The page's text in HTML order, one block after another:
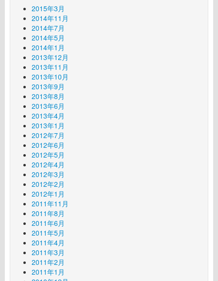
2015年3月
2014年11月
2014年7月
2014年5月
2014年1月
2013年12月
2013年11月
2013年10月
2013年9月
2013年8月
2013年6月
2013年4月
2013年1月
2012年7月
2012年6月
2012年5月
2012年4月
2012年3月
2012年2月
2012年1月
2011年11月
2011年8月
2011年6月
2011年5月
2011年4月
2011年3月
2011年2月
2011年1月